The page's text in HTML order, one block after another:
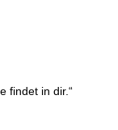
findet in dir.“